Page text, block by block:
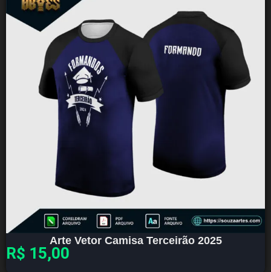
Arte Vetor Camisa Terceirão 2025
R$ 15,00